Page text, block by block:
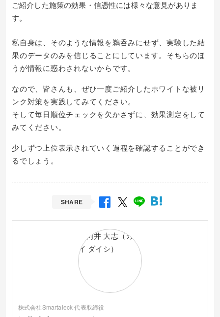
ご紹介した施策の効果・信憑性には様々な意見がありま
す。
私自身は、そのような情報を鵜呑みにせず、実験した結
果のデータのみを信じることにしています。そちらのほ
うが情報に惑わされないからです。
なので、皆さんも、ぜひ一度ご紹介したホワイトな被リ
ンク対策を実践してみてください。
そして毎日順位チェックを欠かさずに、効果測定をして
みてください。
少しずつ上位表示されていく過程を確認することができ
るでしょう。
SHARE
株式会社Smartaleck 代表取締役